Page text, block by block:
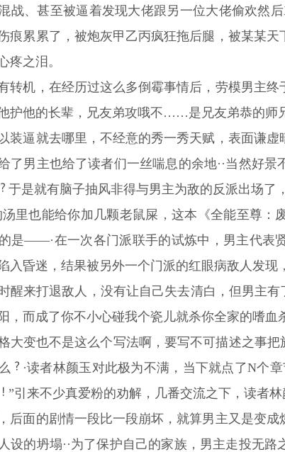
战、甚至被逼着发现大佬跟另一位大佬偷欢然
痕累累了，被炮灰甲乙丙疯狂拖后腿，被某某
疼之泪。
转机，在经历过这么多倒霉事情后，劳模男主
护他的长辈，兄友弟攻哦不……是兄友弟恭的师
装逼就去哪里，不经意的秀一秀天赋，表面谦
了男主也给了读者们一丝喘息的余地··当然好
于是就有脑子抽风非得与男主为敌的反派出场了
汤里也能给你加几颗老鼠屎，这本《全能至尊
是——·在一次各门派联手的试炼中，男主代表
入昏迷，结果被另外一个门派的红眼病敌人发现
醒来打退敌人，没有让自己失去清白，但男主
，而成了你不小心碰我个瓷儿就杀你全家的嗜血
大变也不是这么个写法啊，要写不可描述之事
·读者林颜玉对此极为不满，当下就点了N个
”引来不少真爱粉的劝解，几番交流之下，读者
后面的剧情一段比一段崩坏，就算男主又是变
设的坍塌··为了保护自己的家族，男主走投无